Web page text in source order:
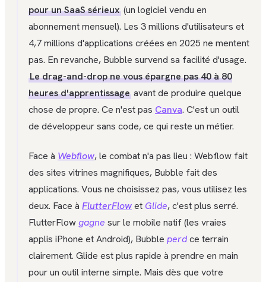
pour un SaaS sérieux (un logiciel vendu en
abonnement mensuel). Les 3 millions d'utilisateurs et
4,7 millions d'applications créées en 2025 ne mentent
pas. En revanche, Bubble survend sa facilité d'usage.
Le drag-and-drop ne vous épargne pas 40 à 80
heures d'apprentissage avant de produire quelque
chose de propre. Ce n'est pas Canva. C'est un outil
de développeur sans code, ce qui reste un métier.
Face à Webflow, le combat n'a pas lieu : Webflow fait
des sites vitrines magnifiques, Bubble fait des
applications. Vous ne choisissez pas, vous utilisez les
deux. Face à FlutterFlowet Glide, c'est plus serré.
FlutterFlowgagne sur le mobile natif (les vraies
applis iPhone et Android), Bubble perdce terrain
clairement. Glide est plus rapide à prendre en main
pour un outil interne simple. Mais dès que votre